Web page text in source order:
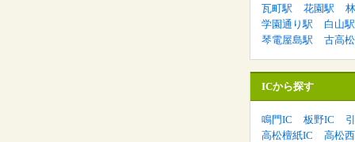
瓦町駅
花園駅
学園通り駅
白山駅
琴電屋島駅
古高
ICから探す
鳴門IC 板野IC
高松檀紙IC
高松